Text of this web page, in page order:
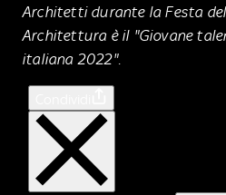
Architetti durante la Festa
Architettura è il "Giovane
italiana 2022".